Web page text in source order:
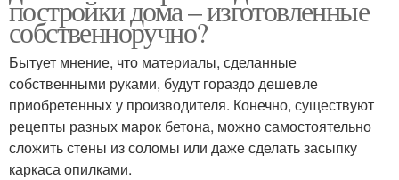
постройки дома – изготовленные
собственноручно?
Бытует мнение, что материалы, сделанные
собственными руками, будут гораздо дешевле
приобретенных у производителя. Конечно, существуют
рецепты разных марок бетона, можно самостоятельно
сложить стены из соломы или даже сделать засыпку
каркаса опилками.